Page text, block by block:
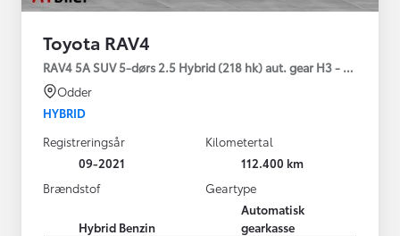
Toyota RAV4
RAV4 5A SUV 5-dørs 2.5 Hybrid (218 hk) aut. gear H3 - Comfort
Odder
HYBRID
Registreringsår
09-2021
Kilometertal
112.400 km
Brændstof
Hybrid Benzin
Geartype
Automatisk
gearkasse